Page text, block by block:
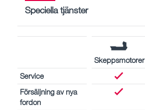
Speciella tjänster
Skeppsmotorer
Service
Försäljning av nya
fordon